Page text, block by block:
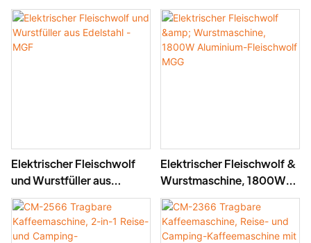
und Edelstahlklinge - MGV
elektrischer Fleischwolf,
Edelstahlklinge, ABS-MGI
Elektrischer Fleischwolf
und Wurstfüller aus
Edelstahl -MGF
Elektrischer Fleischwolf &
Wurstmaschine, 1800W
Aluminium-Fleischwolf
MGG